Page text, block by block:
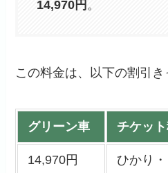
14,970円 。
この料金は、以下の割引き
グリーン車 チケッ
14,970円 ひかり